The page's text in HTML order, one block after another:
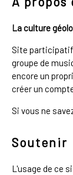
La culture
Site participatif
groupe de
encore un
créer un
Si vous ne
Soutenir
L'usage de ce